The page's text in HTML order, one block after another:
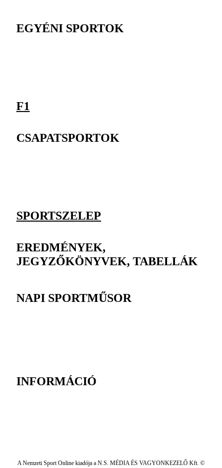
EGYÉNI SPORTOK
F1
CSAPATSPORTOK
SPORTSZELEP
EREDMÉNYEK,
JEGYZŐKÖNYVEK, TABELLÁK
NAPI SPORTMŰSOR
INFORMÁCIÓ
A Nemzeti Sport Online kiadója a N.S. MÉDIA ÉS VAGYONKEZELŐ Kft. ©